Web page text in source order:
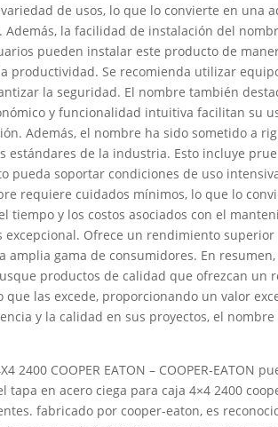
de usos, lo que lo convierte en una
la facilidad de instalación del
pueden instalar este producto de
productividad. Se recomienda utilizar
la seguridad. El nombre también
y funcionalidad intuitiva facilitan su
Además, el nombre ha sido sometido a
estándares de la industria. Esto incluye
pueda soportar condiciones de uso
requiere cuidados mínimos, lo que lo
tiempo y los costos asociados con el
Ofrece un rendimiento
gama de consumidores. En
productos de calidad que ofrezcan un
las excede, proporcionando un valor
y la calidad en sus proyectos, el
2400 COOPER EATON – COOPER-EATON
en acero ciega para caja 4×4 2400
fabricado por cooper-eaton, es